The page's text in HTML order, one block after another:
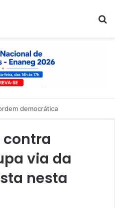
democrática
via da
nesta